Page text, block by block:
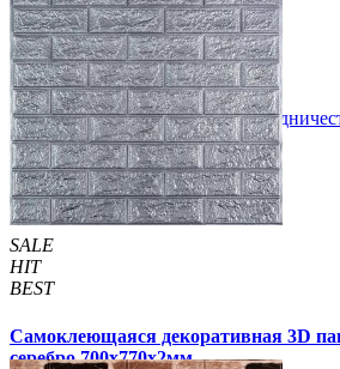
79 грн/шт 140 грн/шт
Купить В закладки
SALE
HIT
BEST
Самоклеющаяся декоративная 3D
серебро 700x770x2мм